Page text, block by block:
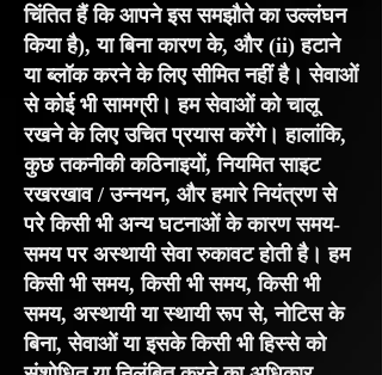
चिंतित हैं कि आपने इस समझौते का उल्लंघन
किया है), या बिना कारण के, और (ii) हटाने
या ब्लॉक करने के लिए सीमित नहीं है। सेवाओं
से कोई भी सामग्री। हम सेवाओं को चालू
रखने के लिए उचित प्रयास करेंगे। हालांकि,
कुछ तकनीकी कठिनाइयों, नियमित साइट
रखरखाव / उन्नयन, और हमारे नियंत्रण से
परे किसी भी अन्य घटनाओं के कारण समय-
समय पर अस्थायी सेवा रुकावट होती है। हम
किसी भी समय, किसी भी समय, किसी भी
समय, अस्थायी या स्थायी रूप से, नोटिस के
बिना, सेवाओं या इसके किसी भी हिस्से को